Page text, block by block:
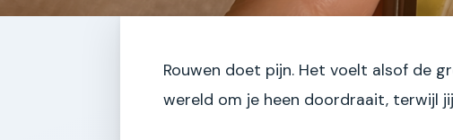
Rouwen doet pijn. Het voelt alsof de
wereld om je heen doordraait, terwijl